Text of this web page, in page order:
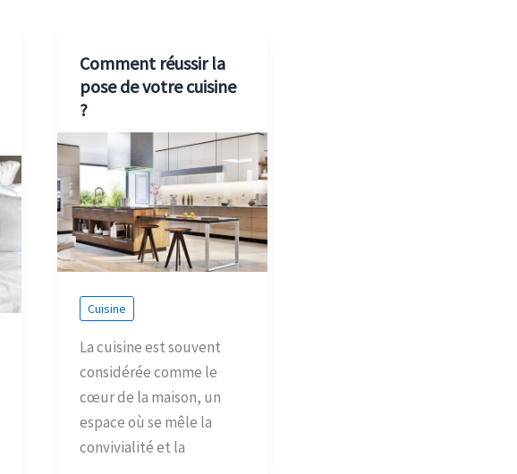
Comment réussir la
pose de votre cuisine
?
Cuisine
La cuisine est souvent
considérée comme le
cœur de la maison, un
espace où se mêle la
convivialité et la